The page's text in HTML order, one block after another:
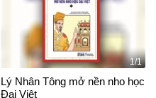
1/1
Lý Nhân Tông mở nền nho học
Đại Việt